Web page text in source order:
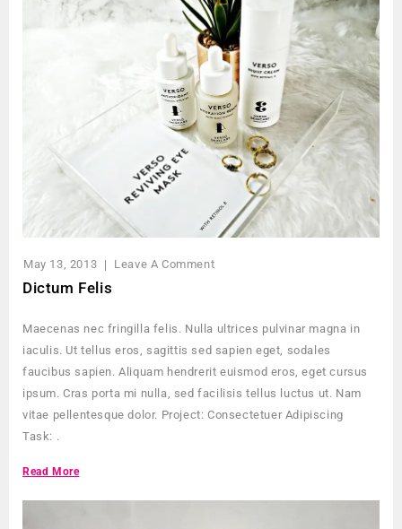
May 13, 2013 Leave A Comment
Dictum Felis
Maecenas nec fringilla felis. Nulla ultrices pulvinar magna in
iaculis. Ut tellus eros, sagittis sed sapien eget, sodales
faucibus sapien. Aliquam hendrerit euismod eros, eget cursus
ipsum. Cras porta mi nulla, sed facilisis tellus luctus ut. Nam
vitae pellentesque dolor. Project: Consectetuer Adipiscing
Task: .
Read More